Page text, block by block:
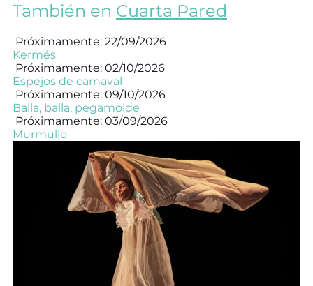
También en Cuarta Pared
Próximamente: 22/09/2026
Kermés
Próximamente: 02/10/2026
Espejos de carnaval
Próximamente: 09/10/2026
Baila, baila, pegamoide
Próximamente: 03/09/2026
Murmullo